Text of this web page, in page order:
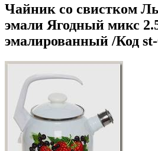
Чайник со свистком
эмали Ягодный микс
эмалированный /Код st-